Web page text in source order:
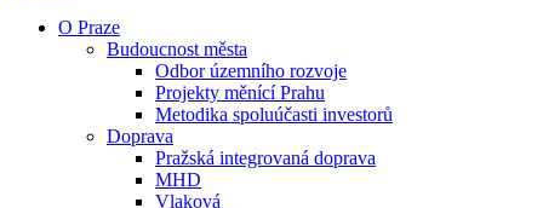
O Praze
Budoucnost města
Odbor územního rozvoje
Projekty měnící Prahu
Metodika spoluúčasti investorů
Doprava
Pražská integrovaná doprava
MHD
Vlaková